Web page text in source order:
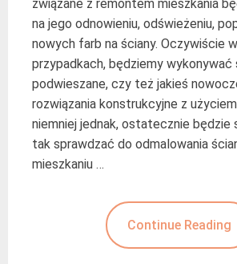
związane z remontem mieszkania
na jego odnowieniu, odświeżeniu,
nowych farb na ściany. Oczywiście
przypadkach, będziemy
podwieszane, czy też jakieś
rozwiązania konstrukcyjne z
niemniej jednak, ostatecznie będzie
tak sprawdzać do odmalowania
mieszkaniu …
Continue Reading